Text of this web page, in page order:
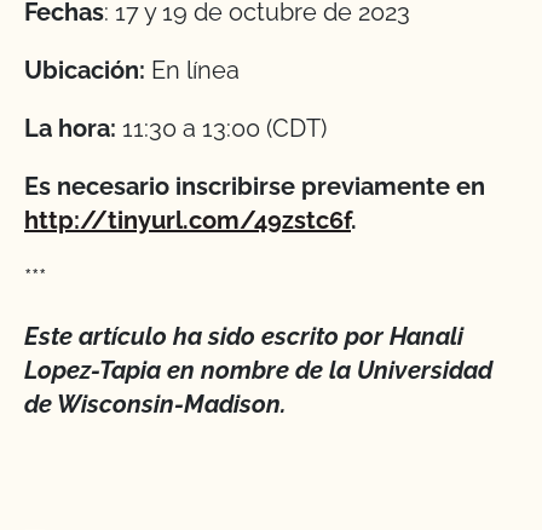
Fechas: 17 y 19 de octubre de 2023
Ubicación: En línea
La hora: 11:30 a 13:00 (CDT)
Es necesario inscribirse previamente en
http://tinyurl.com/49zstc6f.
***
Este artículo ha sido escrito por Hanali
Lopez-Tapia en nombre de la Universidad
de Wisconsin-Madison.